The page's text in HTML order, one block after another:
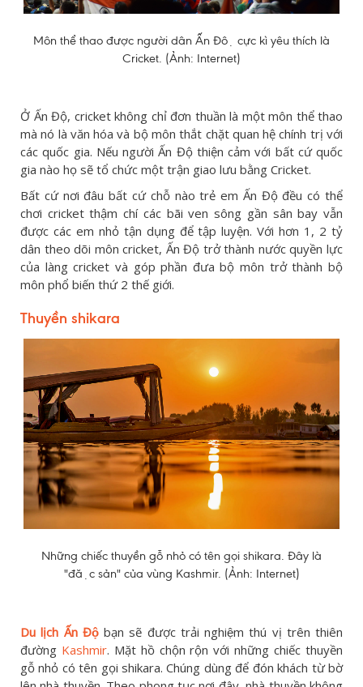
Môn thể thao được người dân Ấn Độ cực kì yêu thích là
Cricket. (Ảnh: Internet)
Ở Ấn Độ, cricket không chỉ đơn thuần là một môn thể thao
mà nó là văn hóa và bộ môn thắt chặt quan hệ chính trị với
các quốc gia. Nếu người Ấn Độ thiện cảm với bất cứ quốc
gia nào họ sẽ tổ chức một trận giao lưu bằng Cricket.
Bất cứ nơi đâu bất cứ chỗ nào trẻ em Ấn Độ đều có thể
chơi cricket thậm chí các bãi ven sông gần sân bay vẫn
được các em nhỏ tận dụng để tập luyện. Với hơn 1, 2 tỷ
dân theo dõi môn cricket, Ấn Độ trở thành nước quyền lực
của làng cricket và góp phần đưa bộ môn trở thành bộ
môn phổ biến thứ 2 thế giới.
Thuyền shikara
Những chiếc thuyền gỗ nhỏ có tên gọi shikara. Đây là
"đặc sản" của vùng Kashmir. (Ảnh: Internet)
Du lịch Ấn Độbạn sẽ được trải nghiệm thú vị trên thiên
đường Kashmir. Mặt hồ chộn rộn với những chiếc thuyền
gỗ nhỏ có tên gọi shikara. Chúng dùng để đón khách từ bờ